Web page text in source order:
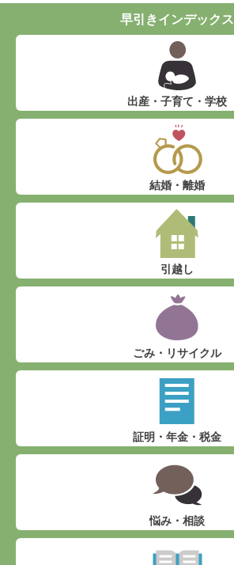
早引きインデックス
出産・子育て・学校
結婚・離婚
引越し
ごみ・リサイクル
証明・年金・税金
悩み・相談